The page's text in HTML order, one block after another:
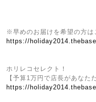
※早めのお届けを希望の方は
https://
ホリレコセレクト！
【予算1万円で店長があなた
https://